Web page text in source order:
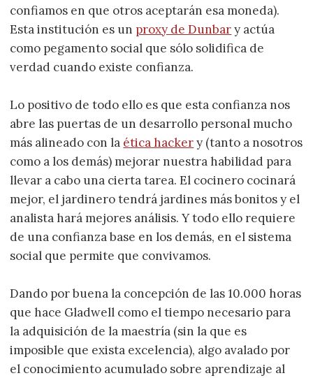
confiamos en que otros aceptarán esa moneda).
Esta institución es un proxy de Dunbary actúa
como pegamento social que sólo solidifica de
verdad cuando existe confianza.
Lo positivo de todo ello es que esta confianza nos
abre las puertas de un desarrollo personal mucho
más alineado con la ética hackery (tanto a nosotros
como a los demás) mejorar nuestra habilidad para
llevar a cabo una cierta tarea. El cocinero cocinará
mejor, el jardinero tendrá jardines más bonitos y el
analista hará mejores análisis. Y todo ello requiere
de una confianza base en los demás, en el sistema
social que permite que convivamos.
Dando por buena la concepción de las 10.000 horas
que hace Gladwell como el tiempo necesario para
la adquisición de la maestría (sin la que es
imposible que exista excelencia), algo avalado por
el conocimiento acumulado sobre aprendizaje al